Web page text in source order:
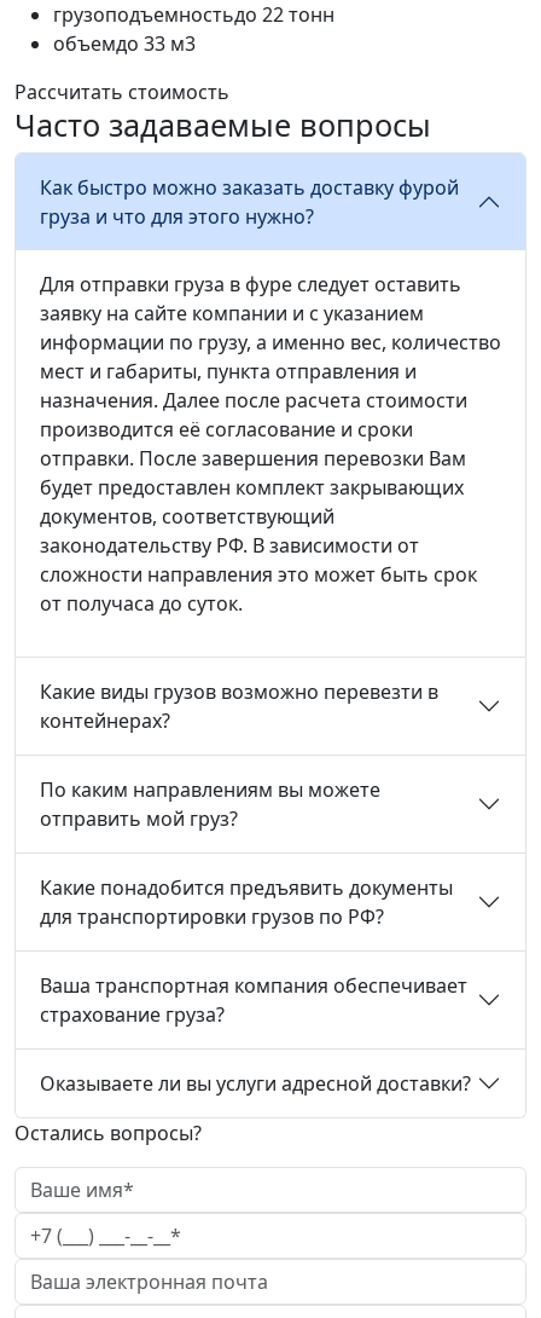
грузоподъемностьдо 22 тонн
объемдо 33 м3
Рассчитать стоимость
Часто задаваемые вопросы
Как быстро можно заказать доставку фурой
груза и что для этого нужно?
Для отправки груза в фуре следует оставить
заявку на сайте компании и с указанием
информации по грузу, а именно вес, количество
мест и габариты, пункта отправления и
назначения. Далее после расчета стоимости
производится её согласование и сроки
отправки. После завершения перевозки Вам
будет предоставлен комплект закрывающих
документов, соответствующий
законодательству РФ. В зависимости от
сложности направления это может быть срок
от получаса до суток.
Какие виды грузов возможно перевезти в
контейнерах?
По каким направлениям вы можете
отправить мой груз?
Какие понадобится предъявить документы
для транспортировки грузов по РФ?
Ваша транспортная компания обеспечивает
страхование груза?
Оказываете ли вы услуги адресной доставки?
Остались вопросы?